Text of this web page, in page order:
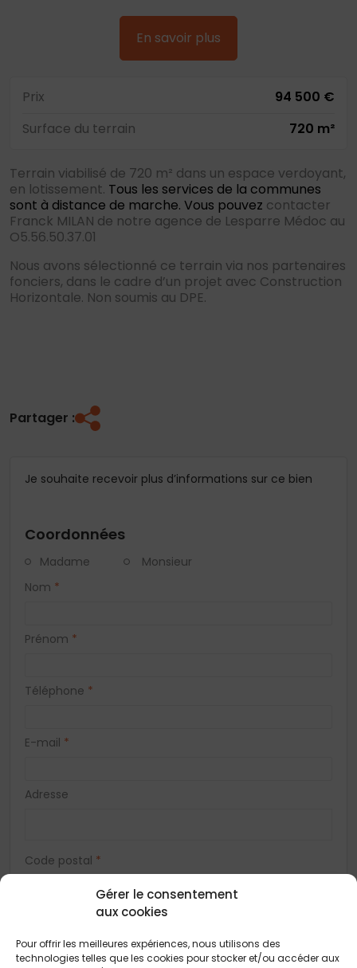
Gérer le consentement
aux cookies
Pour offrir les meilleures expériences, nous utilisons des
technologies telles que les cookies pour stocker et/ou accéder aux
En savoir plus
Prix
94 500 €
Surface du terrain
720 m²
Terrain viabilisé de 720 m² dans un espace verdoyant,
en lotissement. Tous les services de la communes
sont à distance de marche. Vous pouvez contacter
Franck MILAN de notre agence de Lesparre Médoc au
O5.56.50.37.01
Nous avons sélectionné ce terrain via nos partenaires
fonciers, dans le cadre d’un projet avec Construction
Horizontale. Non soumis au DPE.
Partager :
Je souhaite recevoir plus d’informations sur ce bien
Coordonnées
Madame
Monsieur
Nom *
Prénom *
Téléphone *
E-mail *
Adresse
Code postal *